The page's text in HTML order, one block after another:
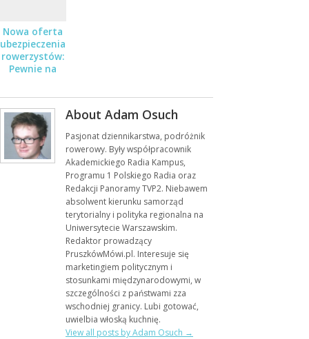
Nowa oferta
ubezpieczenia
rowerzystów:
Pewnie na
About Adam Osuch
Pasjonat dziennikarstwa, podróżnik
rowerowy. Były współpracownik
Akademickiego Radia Kampus,
Programu 1 Polskiego Radia oraz
Redakcji Panoramy TVP2. Niebawem
absolwent kierunku samorząd
terytorialny i polityka regionalna na
Uniwersytecie Warszawskim.
Redaktor prowadzący
PruszkówMówi.pl. Interesuje się
marketingiem politycznym i
stosunkami międzynarodowymi, w
szczególności z państwami zza
wschodniej granicy. Lubi gotować,
uwielbia włoską kuchnię.
View all posts by Adam Osuch →